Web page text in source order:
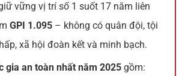
vững vị trí số 1 suốt 17 năm liên
GPI 1.095 – không có quân đội, tội
xã hội đoàn kết và minh bạch.
gia an toàn nhất năm 2025 gồm: